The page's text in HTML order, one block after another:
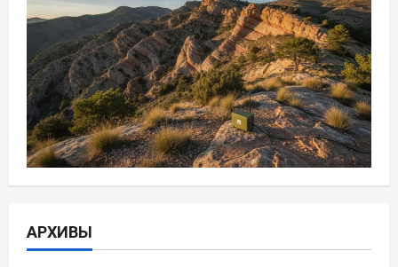
АРХИВЫ